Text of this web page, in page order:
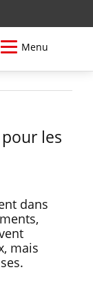
Menu
les
dans
mais